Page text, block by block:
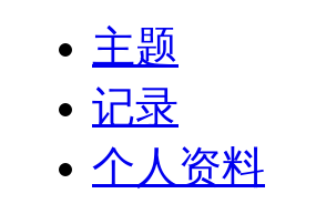
主题
记录
个人资料